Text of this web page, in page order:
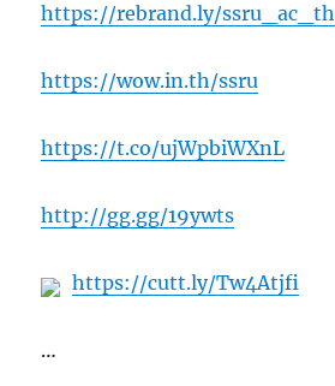
https://rebrand.ly/ssru_ac_th
https://wow.in.th/ssru
https://t.co/ujWpbiWXnL
http://gg.gg/19ywts
https://cutt.ly/Tw4Atjfi
…